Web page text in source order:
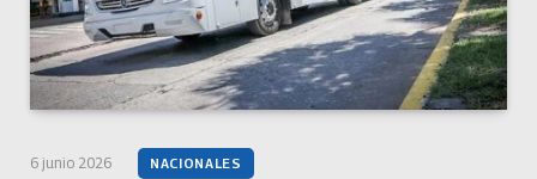
6 junio 2026 NACIONALES